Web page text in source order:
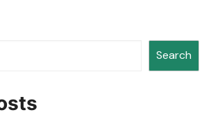
Search